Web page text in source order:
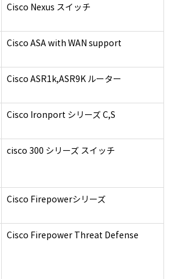
Cisco Nexus スイッチ
Cisco ASA with WAN support
Cisco ASR1k,ASR9K ルーター
Cisco Ironport シリーズ C,S
cisco 300 シリーズ スイッチ
Cisco Firepowerシリーズ
Cisco Firepower Threat Defense